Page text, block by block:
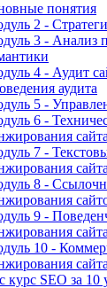
понятия
2 -
3 - Анализ
4 - Аудит
аудита
5 -
6 -
сайта
7 -
сайта
8 -
9 -
сайта
10 -
сайта
курс SEO за 10